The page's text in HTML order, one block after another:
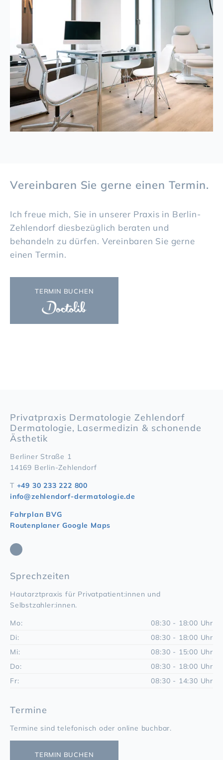
Vereinbaren Sie gerne einen Termin.
Ich freue mich, Sie in unserer Praxis in Berlin-
Zehlendorf diesbezüglich beraten und
behandeln zu dürfen. Vereinbaren Sie gerne
einen Termin.
TERMIN BUCHEN
Privatpraxis Dermatologie Zehlendorf
Dermatologie, Lasermedizin & schonende
Ästhetik
Berliner Straße 1
14169 Berlin-Zehlendorf
T +49 30 233 222 800
info@zehlendorf-dermatologie.de
Fahrplan BVG
Routenplaner Google Maps
Sprechzeiten
Hautarztpraxis für Privatpatient:innen und
Selbstzahler:innen.
Mo:
08:30 - 18:00 Uhr
Di:
08:30 - 18:00 Uhr
Mi:
08:30 - 15:00 Uhr
Do:
08:30 - 18:00 Uhr
Fr:
08:30 - 14:30 Uhr
Termine
Termine sind telefonisch oder online buchbar.
TERMIN BUCHEN